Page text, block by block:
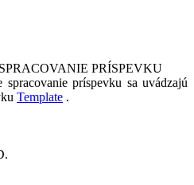
PRÍSPEVKU
príspevku sa uvádzajú
Template .